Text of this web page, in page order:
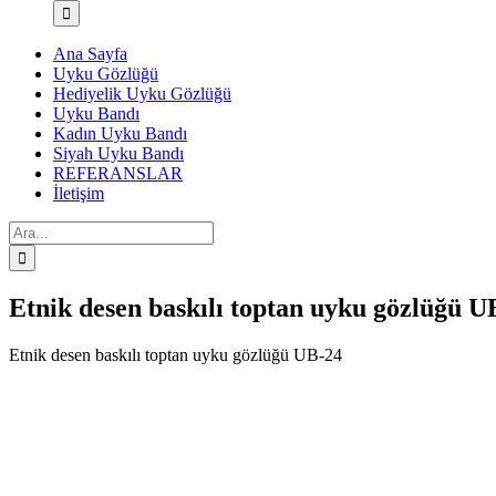
Ana Sayfa
Uyku Gözlüğü
Hediyelik Uyku Gözlüğü
Uyku Bandı
Kadın Uyku Bandı
Siyah Uyku Bandı
REFERANSLAR
İletişim
Ara:
Etnik desen baskılı toptan uyku gözlüğü
Etnik desen baskılı toptan uyku gözlüğü UB-24